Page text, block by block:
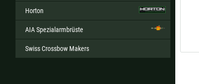
Horton
AIA Spezialarmbrüste
Swiss Crossbow Makers